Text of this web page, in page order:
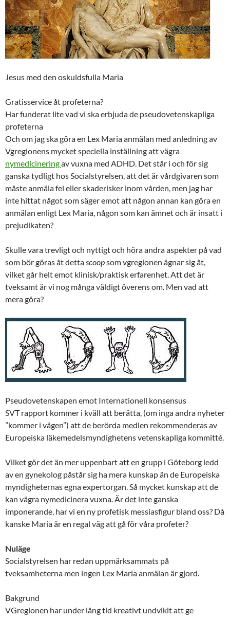
Jesus med den oskuldsfulla Maria
Gratisservice åt profeterna?
Har funderat lite vad vi ska erbjuda de pseudovetenskapliga
profeterna
Och om jag ska göra en Lex Maria anmälan med anledning av
Vgregionens mycket speciella inställning att vägra
nymedicineringav vuxna med ADHD. Det står i och för sig
ganska tydligt hos Socialstyrelsen, att det är vårdgivaren som
måste anmäla fel eller skaderisker inom vården, men jag har
inte hittat något som säger emot att någon annan kan göra en
anmälan enligt Lex Maria, någon som kan ämnet och är insatt i
prejudikaten?
Skulle vara trevligt och nyttigt och höra andra aspekter på vad
som bör göras åt dettascoopsom vgregionen ägnar sig åt,
vilket går helt emot klinisk/praktisk erfarenhet. Att det är
tveksamt är vi nog många väldigt överens om. Men vad att
mera göra?
Pseudovetenskapen emot Internationell konsensus
SVT rapport kommer i kväll att berätta, (om inga andra nyheter
”kommer i vägen”) att de berörda medlen rekommenderas av
Europeiska läkemedelsmyndighetens vetenskapliga kommitté.
Vilket gör det än mer uppenbart att en grupp i Göteborg ledd
av en gynekolog påstår sig ha mera kunskap än de Europeiska
myndigheternas egna expertorgan. Så mycket kunskap att de
kan vägra nymedicinera vuxna. Är det inte ganska
imponerande, har vi en ny profetisk messiasfigur bland oss? Då
kanske Maria är en regal väg att gå för våra profeter?
Nuläge
Socialstyrelsen har redan uppmärksammats på
tveksamheterna men ingen Lex Maria anmälan är gjord.
Bakgrund
VGregionen har under lång tid kreativt undvikit att ge